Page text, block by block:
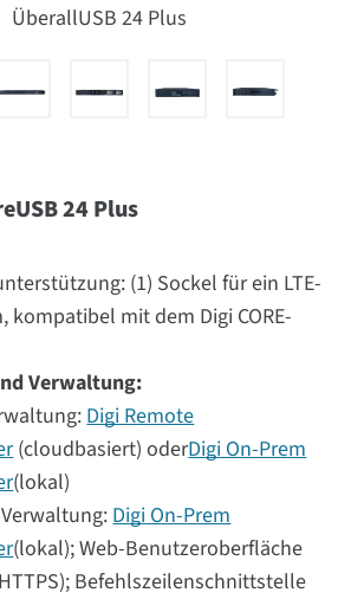
ÜberallUSB 24 Plus
24 Plus
(1) Sockel für ein LTE-
kompatibel mit dem Digi CORE-
Verwaltung:
Digi Remote
(cloudbasiert) oderDigi On-Prem
(lokal)
Digi On-Prem
(lokal); Web-Benutzeroberfläche
Befehlszeilenschnittstelle